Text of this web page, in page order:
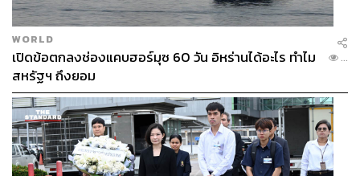
WORLD
เปิดข้อตกลงช่องแคบฮอร์มุซ 60 วัน อิหร่านได้อะไร ทำไม
สหรัฐฯ ถึงยอม
...